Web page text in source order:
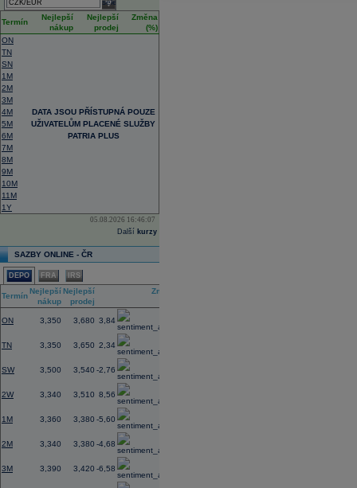
select
Termín
Nejlepší
nákup
Nejlepší
prodej
Změna
(%)
ON
DATA JSOU PŘÍSTUPNÁ POUZE
UŽIVATELŮM PLACENÉ SLUŽBY
PATRIA PLUS
TN
SN
1M
2M
3M
4M
5M
6M
7M
8M
9M
10M
11M
1Y
05.08.2026 16:46:07
Další kurzy
SAZBY ONLINE - ČR
DEPO FRA IRS
Termín
Nejlepší
nákup
Nejlepší
prodej
Změna
ON 3,350 3,680 3,84
TN 3,350 3,650 2,34
SW 3,500 3,540 -2,76
2W 3,340 3,510 8,56
1M 3,360 3,380 -5,60
2M 3,340 3,380 -4,68
3M 3,390 3,420 -6,58